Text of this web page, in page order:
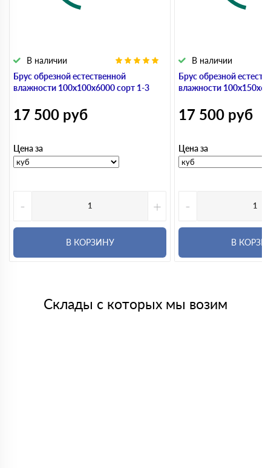
Брус обрезной естественной
влажности 100х100х6000 сорт 1-3
В наличии
17 500 руб
Цена за
- +
В КОРЗИНУ
Брус обрезной
влажности
В наличии
17 500 руб
Цена за
-
В
Склады с которых мы возим